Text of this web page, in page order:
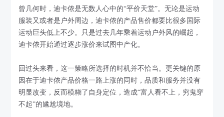
曾几何时，迪卡侬是无数人心中的“平价天堂”。无论是运动
服装又或者是户外周边，迪卡侬的产品售价都要比很多国际
运动巨头低上不少。只是过去几年乘着运动户外风的崛起，
迪卡侬开始通过逐步涨价来试图中产化。
回过头来看，这一策略所选择的时机并不恰当。更关键的原
因在于迪卡侬产品价格一路上涨的同时，品质和服务并没有
明显改变，反而模糊了自身定位，造成“富人看不上，穷鬼穿
不起”的尴尬境地。